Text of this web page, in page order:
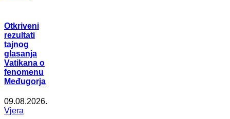
Otkriveni
rezultati
tajnog
glasanja
Vatikana o
fenomenu
Međugorja
09.08.2026.
Vjera